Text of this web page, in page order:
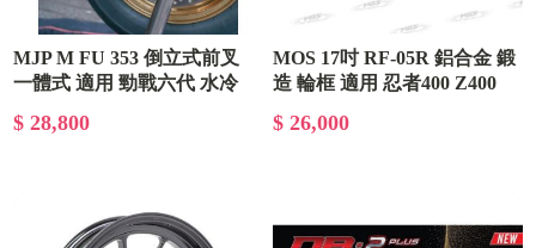
MJP M FU 353 倒立式前叉
一體式 適用 勁戰六代 水冷
$ 28,800
MOS 17吋 RF-05R 鋁合金 鍛
造 輪框 適用 忍者400 Z400
$ 26,000